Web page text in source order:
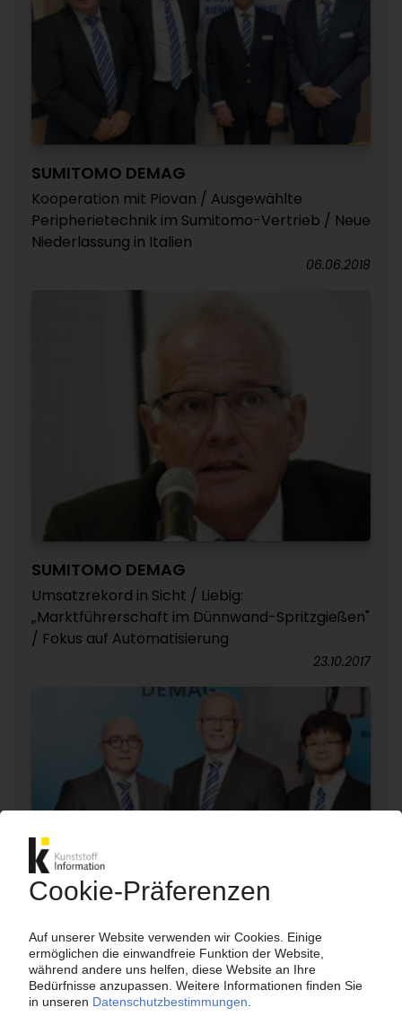
SUMITOMO DEMAG
Kooperation mit Piovan / Ausgewählte
Peripherietechnik im Sumitomo-Vertrieb / Neue
Niederlassung in Italien
06.06.2018
SUMITOMO DEMAG
Umsatzrekord in Sicht / Liebig:
„Marktführerschaft im Dünnwand-Spritzgießen"
/ Fokus auf Automatisierung
23.10.2017
SUMITOMO DEMAG
Nach Rekordjahr weiteres Wachstum auch in
Spritzgießmaschinen
16.05.2017
SUMITOMO DEMAG
Spritzgießmaschinenbauer schafft